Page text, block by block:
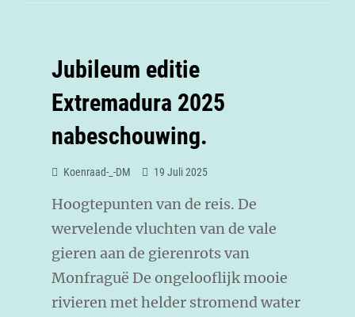
Jubileum editie
Extremadura 2025
nabeschouwing.
Koenraad-_-DM 19 Juli 2025
Hoogtepunten van de reis. De
wervelende vluchten van de vale
gieren aan de gierenrots van
Monfraguë De ongelooflijk mooie
rivieren met helder stromend water